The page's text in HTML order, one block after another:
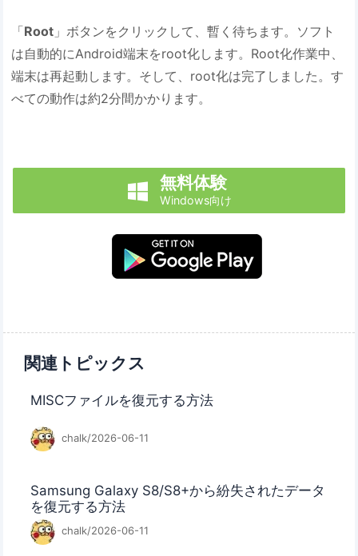
「Root 」ボタンをクリックして、暫く待ちます。ソフト
は自動的にAndroid端末をroot化します。Root化作業中、
端末は再起動します。そして、root化は完了しました。す
べての動作は約2分間かかります。
 無料体験
Windows向け
関連トピックス
MISCファイルを復元する方法
chalk/2026-06-11
Samsung Galaxy S8/S8+から紛失されたデータ
を復元する方法
chalk/2026-06-11